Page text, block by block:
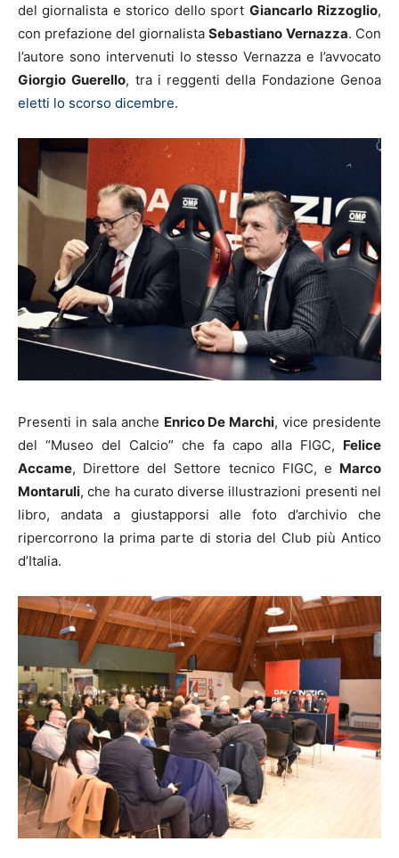
del giornalista e storico dello sport Giancarlo Rizzoglio,
con prefazione del giornalista Sebastiano Vernazza. Con
l’autore sono intervenuti lo stesso Vernazza e l’avvocato
Giorgio Guerello, tra i reggenti della Fondazione Genoa
eletti lo scorso dicembre.
Presenti in sala anche Enrico De Marchi, vice presidente
del “Museo del Calcio” che fa capo alla FIGC, Felice
Accame, Direttore del Settore tecnico FIGC, e Marco
Montaruli, che ha curato diverse illustrazioni presenti nel
libro, andata a giustapporsi alle foto d’archivio che
ripercorrono la prima parte di storia del Club più Antico
d’Italia.